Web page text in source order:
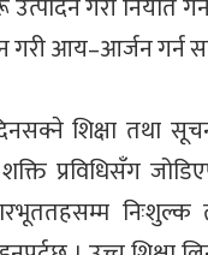
गरी निर्यात
गरी आय–आर्जन गर्न
शिक्षा तथा
शक्ति प्रविधिसँग
निःशुल्क